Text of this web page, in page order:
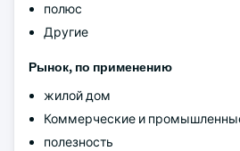
полюс
Другие
Рынок, по применению
жилой дом
Коммерческие и
полезность